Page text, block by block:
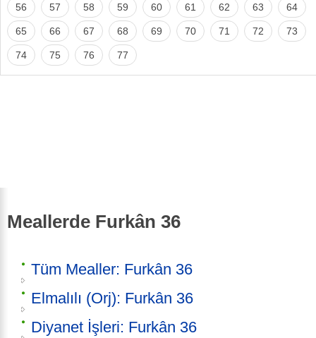
56 57 58 59 60 61 62 63 64
65 66 67 68 69 70 71 72 73
74 75 76 77
Meallerde Furkân 36
Tüm Mealler: Furkân 36
Elmalılı (Orj): Furkân 36
Diyanet İşleri: Furkân 36